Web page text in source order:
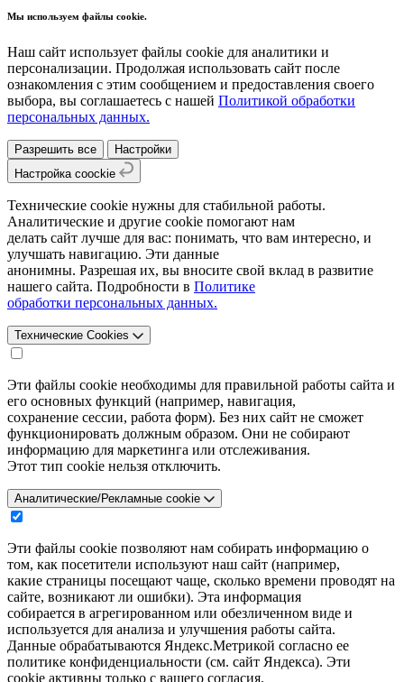
Мы используем файлы cookie.
Наш сайт использует файлы cookie для аналитики и
персонализации. Продолжая использовать сайт после
ознакомления с этим сообщением и предоставления своего
выбора, вы соглашаетесь с нашей Политикой обработки
персональных данных.
Разрешить все
Настройки
Настройка coockie
Технические cookie нужны для стабильной работы.
Аналитические и другие cookie помогают нам
делать сайт лучше для вас: понимать, что вам интересно, и
улучшать навигацию. Эти данные
анонимны. Разрешая их, вы вносите свой вклад в развитие
нашего сайта. Подробности в Политике
обработки персональных данных.
Технические Cookies
Эти файлы cookie необходимы для правильной работы сайта и
его основных функций (например, навигация,
сохранение сессии, работа форм). Без них сайт не сможет
функционировать должным образом. Они не собирают
информацию для маркетинга или отслеживания.
Этот тип cookie нельзя отключить.
Аналитические/Рекламные cookie
Эти файлы cookie позволяют нам собирать информацию о
том, как посетители используют наш сайт (например,
какие страницы посещают чаще, сколько времени проводят на
сайте, возникают ли ошибки). Эта информация
собирается в агрегированном или обезличенном виде и
используется для анализа и улучшения работы сайта.
Данные обрабатываются Яндекс.Метрикой согласно ее
политике конфиденциальности (см. сайт Яндекса). Эти
cookie активны только с вашего согласия.